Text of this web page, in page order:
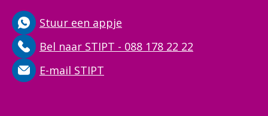
Stuur een appje
Bel naar STIPT - 088 178 22 22
E-mail STIPT